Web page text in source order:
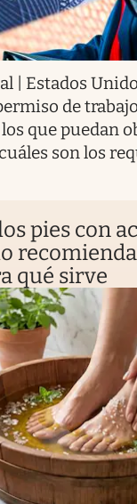
| Estados
de
que puedan
son los
pies con
qué sirve